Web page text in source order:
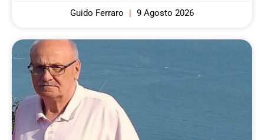
Guido Ferraro 9 Agosto 2026